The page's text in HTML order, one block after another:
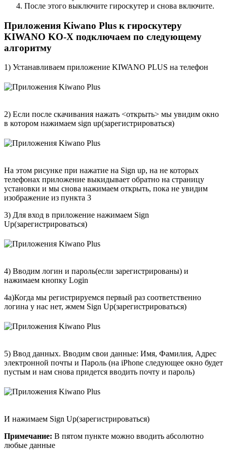
После этого выключите гироскутер и снова включите.
Приложения Kiwano Plus к гироскутеру
KIWANO KO-X подключаем по следующему
алгоритму
1) Устанавливаем приложение KIWANO PLUS на телефон
2) Если после скачивания нажать <открыть> мы увидим окно
в котором нажимаем sign up(зарегистрироваться)
На этом рисунке при нажатие на Sign up, на не которых
телефонах приложение выкидывает обратно на страницу
установки и мы снова нажимаем открыть, пока не увидим
изображение из пункта 3
3) Для вход в приложение нажимаем Sign
Up(зарегистрироваться)
4) Вводим логин и пароль(если зарегистрированы) и
нажимаем кнопку Login
4а)Когда мы регистрируемся первый раз соответственно
логина у нас нет, жмем Sign Up(зарегистрироваться)
5) Ввод данных. Вводим свои данные: Имя, Фамилия, Адрес
электронной почты и Пароль (на iPhone следующее окно будет
пустым и нам снова придется вводить почту и пароль)
И нажимаем Sign Up(зарегистрироваться)
Примечание: В пятом пункте можно вводить абсолютно
любые данные